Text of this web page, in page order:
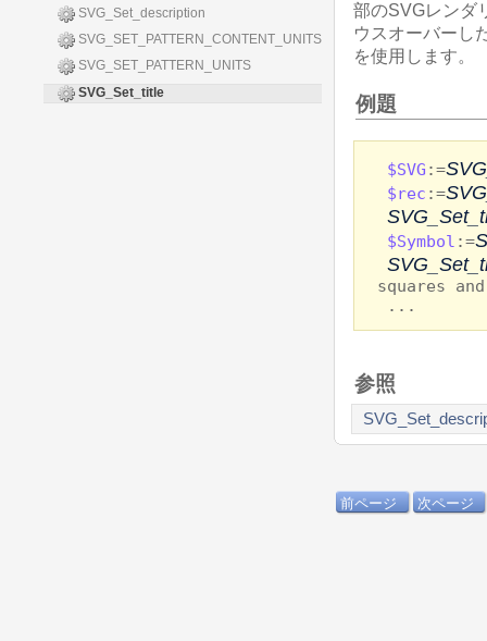
SVG_Set_description
SVG_SET_PATTERN_CONTENT_UNITS
SVG_SET_PATTERN_UNITS
SVG_Set_title
部のSVGレンダ
ウスオーバーし
を使用します。
例題
$SVG :=
$rec :=
$Symbol :=
squares
...
参照
前ページ 次ページ